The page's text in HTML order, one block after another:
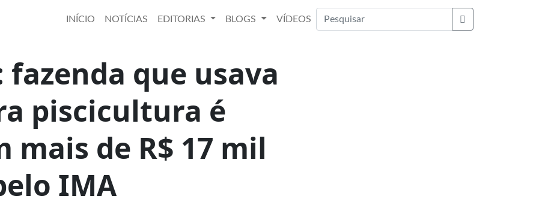
INÍCIO NOTÍCIAS EDITORIAS BLOGS
VÍDEOS
Buscar
fazenda que usava
piscicultura é
mais de R$ 17 mil
IMA